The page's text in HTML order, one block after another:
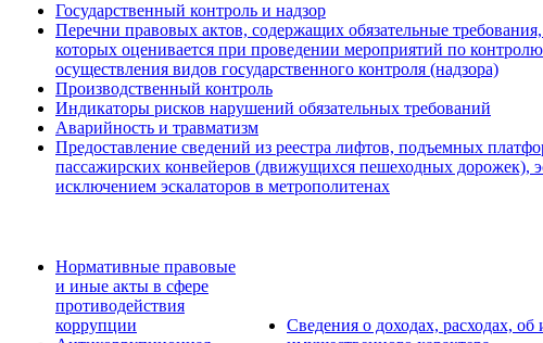
Государственный контроль и надзор
Перечни правовых актов, содержащих обязательные
которых оценивается при проведении мероприятий по
осуществления видов государственного контроля (надзора)
Производственный контроль
Индикаторы рисков нарушений обязательных требований
Аварийность и травматизм
Предоставление сведений из реестра лифтов, подъемных
пассажирских конвейеров (движущихся пешеходных дорожек),
исключением эскалаторов в метрополитенах
Нормативные правовые
и иные акты в сфере
противодействия
коррупции
Сведения о доходах, расходах, об